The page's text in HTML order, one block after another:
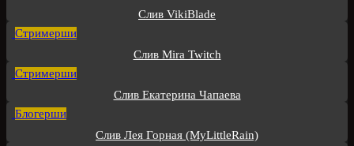
Слив VikiBlade
Стримерши
Слив Mira Twitch
Стримерши
Слив Екатерина Чапаева
Блогерши
Слив Лея Горная (MyLittleRain)